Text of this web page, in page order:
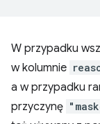
W przypadku
w kolumnie
a w przypadku
przyczynę